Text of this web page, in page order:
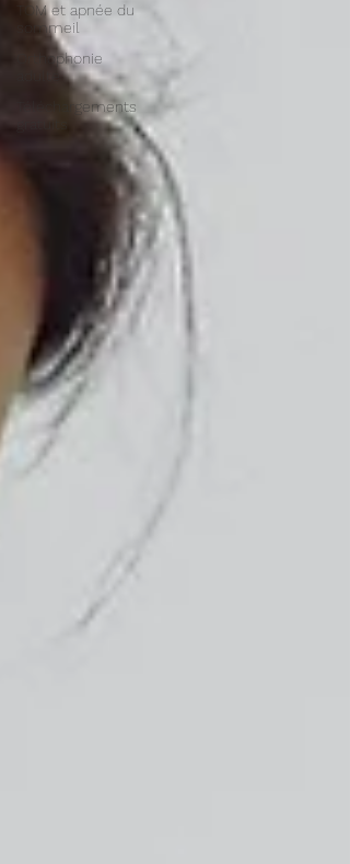
TOM et apnée du
sommeil
Orthophonie
adulte
Téléchargements